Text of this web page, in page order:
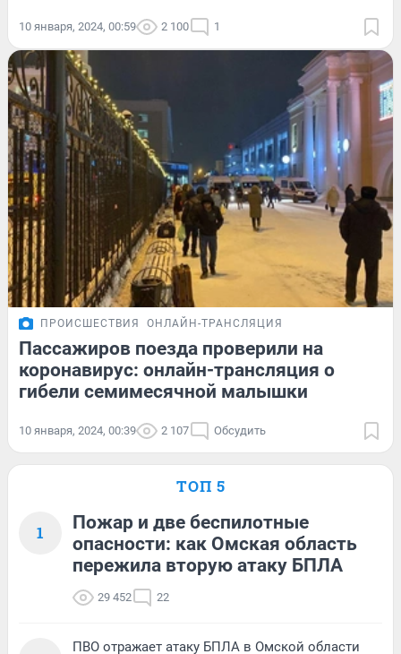
10 января, 2024, 00:59 2 100 1
ПРОИСШЕСТВИЯ ОНЛАЙН-ТРАНСЛЯЦИЯ
Пассажиров поезда проверили на
коронавирус: онлайн-трансляция о
гибели семимесячной малышки
10 января, 2024, 00:39 2 107 Обсудить
ТОП 5
1
Пожар и две беспилотные
опасности: как Омская область
пережила вторую атаку БПЛА
29 452 22
ПВО отражает атаку БПЛА в Омской области